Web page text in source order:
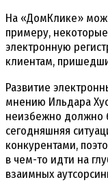
На «ДомКлике»
примеру,
электронную
клиентам,
Развитие
мнению Ильдара
неизбежно должно
сегодняшняя
конкурентами,
в чем-то идти на
взаимных